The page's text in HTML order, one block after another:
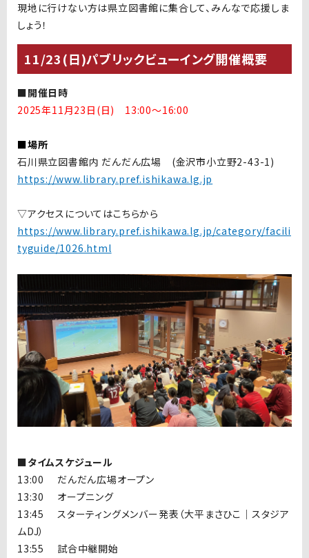
現地に行けない方は県立図書館に集合して、みんなで応援しま
しょう！
11/23(日)パブリックビューイング開催概要
■開催日時
2025年11月23日(日) 13:00～16:00
■場所
石川県立図書館内 だんだん広場 (金沢市小立野2-43-1)
https://www.library.pref.ishikawa.lg.jp
▽アクセスについてはこちらから
https://www.library.pref.ishikawa.lg.jp/category/facili
tyguide/1026.html
■タイムスケジュール
13:00
だんだん広場オープン
13:30
オープニング
13:45
スターティングメンバー発表（大平まさひこ｜スタジア
ムDJ）
13:55
試合中継開始